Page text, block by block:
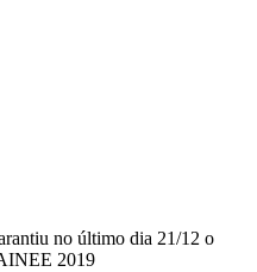
no último dia 21/12 o
2019